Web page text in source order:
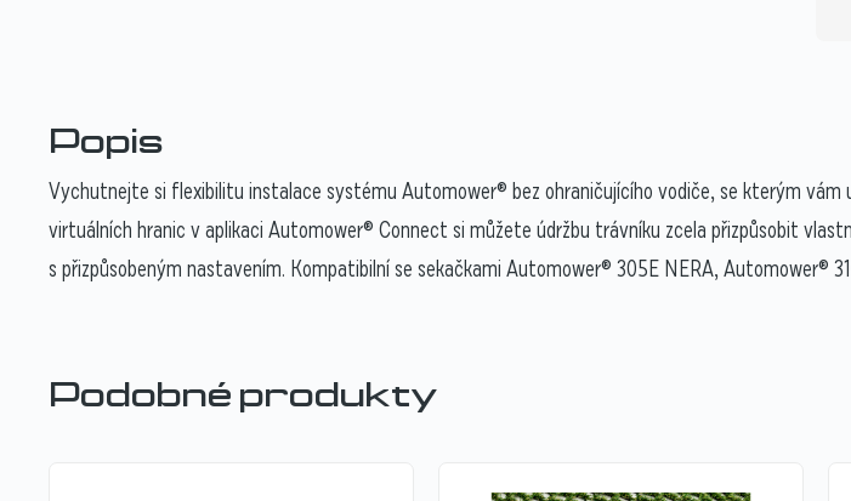
Popis
Vychutnejte si flexibilitu instalace systému Automower® bez ohraničujícího vodiče, se kterým vám
virtuálních hranic v aplikaci Automower® Connect si můžete údržbu trávníku zcela přizpůsobit
s přizpůsobeným nastavením. Kompatibilní se sekačkami Automower® 305E NERA, Automower®
Podobné produkty